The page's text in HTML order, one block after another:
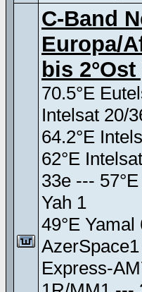
C-Band
Europa/
bis 2°Ost
70.5°E
Intelsat 20/
64.2°E
62°E
33e ---
Yah 1
49°E Yamal
Express-